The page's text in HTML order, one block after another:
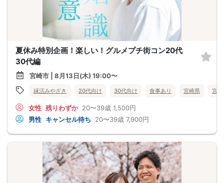
夏休み特別企画！楽しい！グルメプチ街コン20代
30代編
宮崎市 | 8月13日(木) 19:00〜
縁活みやざき 20代向け 30代向け 食事あり 宮崎県 宮
女性 残りわずか 20〜39歳 1,500円
男性 キャンセル待ち 20〜39歳 7,900円